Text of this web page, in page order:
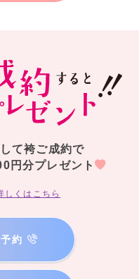
て袴ご成約で
円分プレゼント
くはこちら
予約